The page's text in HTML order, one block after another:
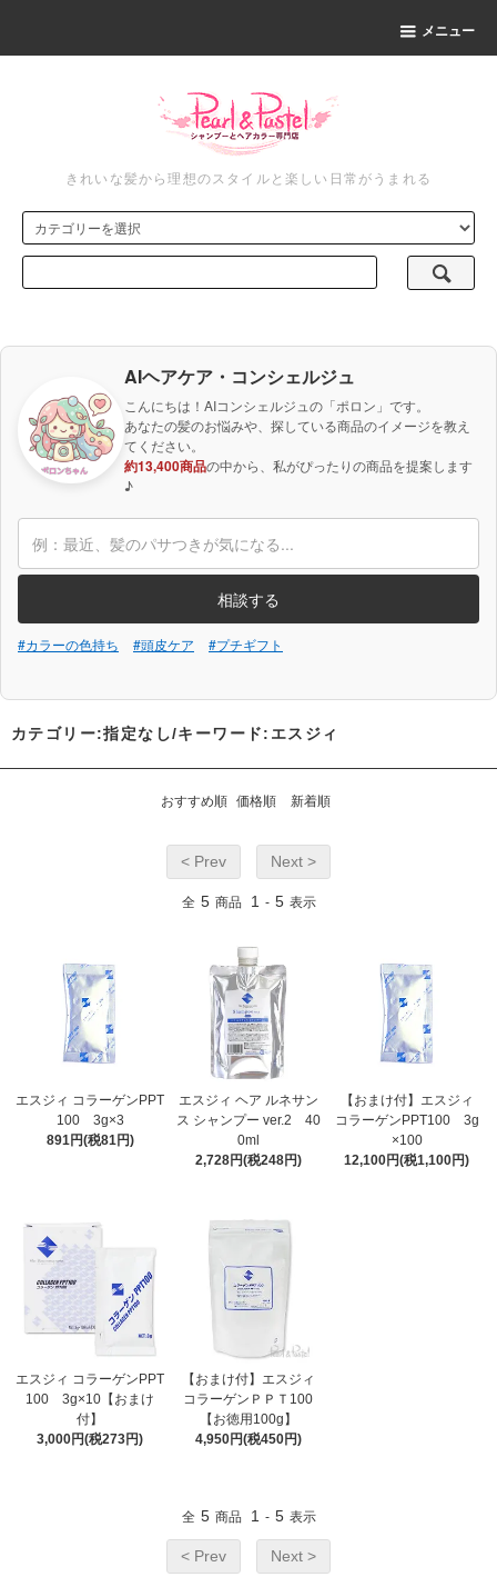
メニュー
きれいな髪から理想のスタイルと楽しい日常がうまれる
AIヘアケア・コンシェルジュ
こんにちは！AIコンシェルジュの「ポロン」です。
あなたの髪のお悩みや、探している商品のイメージを教え
てください。
約13,400商品の中から、私がぴったりの商品を提案します
♪
相談する
#カラーの色持ち #頭皮ケア #プチギフト
カテゴリー:指定なし/キーワード:エスジィ
おすすめ順 価格順 新着順
< Prev Next >
全 5 商品 1 - 5 表示
エスジィ コラーゲンPPT
100 3g×3
891円(税81円)
エスジィ ヘア ルネサン
ス シャンプー ver.2 40
0ml
2,728円(税248円)
【おまけ付】エスジィ
コラーゲンPPT100 3g
×100
12,100円(税1,100円)
エスジィ コラーゲンPPT
100 3g×10【おまけ
付】
3,000円(税273円)
【おまけ付】エスジィ
コラーゲンＰＰＴ100
【お徳用100g】
4,950円(税450円)
全 5 商品 1 - 5 表示
< Prev Next >